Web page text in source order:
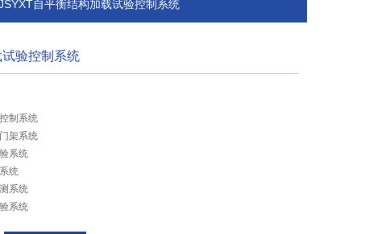
自平衡结构加载试验控制系统
验控制系统
制系统
架系统
系统
统
系统
系统